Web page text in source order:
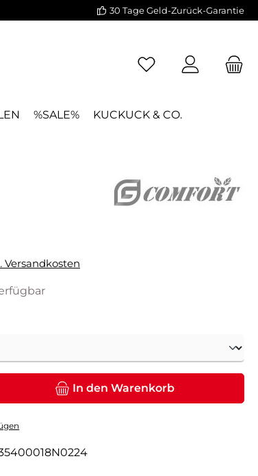
30 Tage Geld-Zurück-Garantie
%SALE% KUCKUCK & CO.
Versandkosten
Wert ein oder benutze die Schaltflächen um die
In den Warenkorb